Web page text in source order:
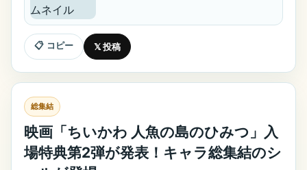
📋 コピー 𝕏 投稿
総集結
映画「ちいかわ 人魚の島のひみつ」入
場特典第2弾が発表！キャラ総集結のシ